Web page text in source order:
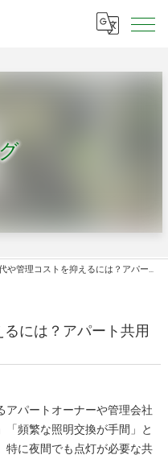
管理コストを抑えるには？アパート共用照明工事の基本とは
には？アパート共用
アパートオーナーや管理会社
頻繁な照明交換が手間」と
特に夜間でも点灯が必要な共